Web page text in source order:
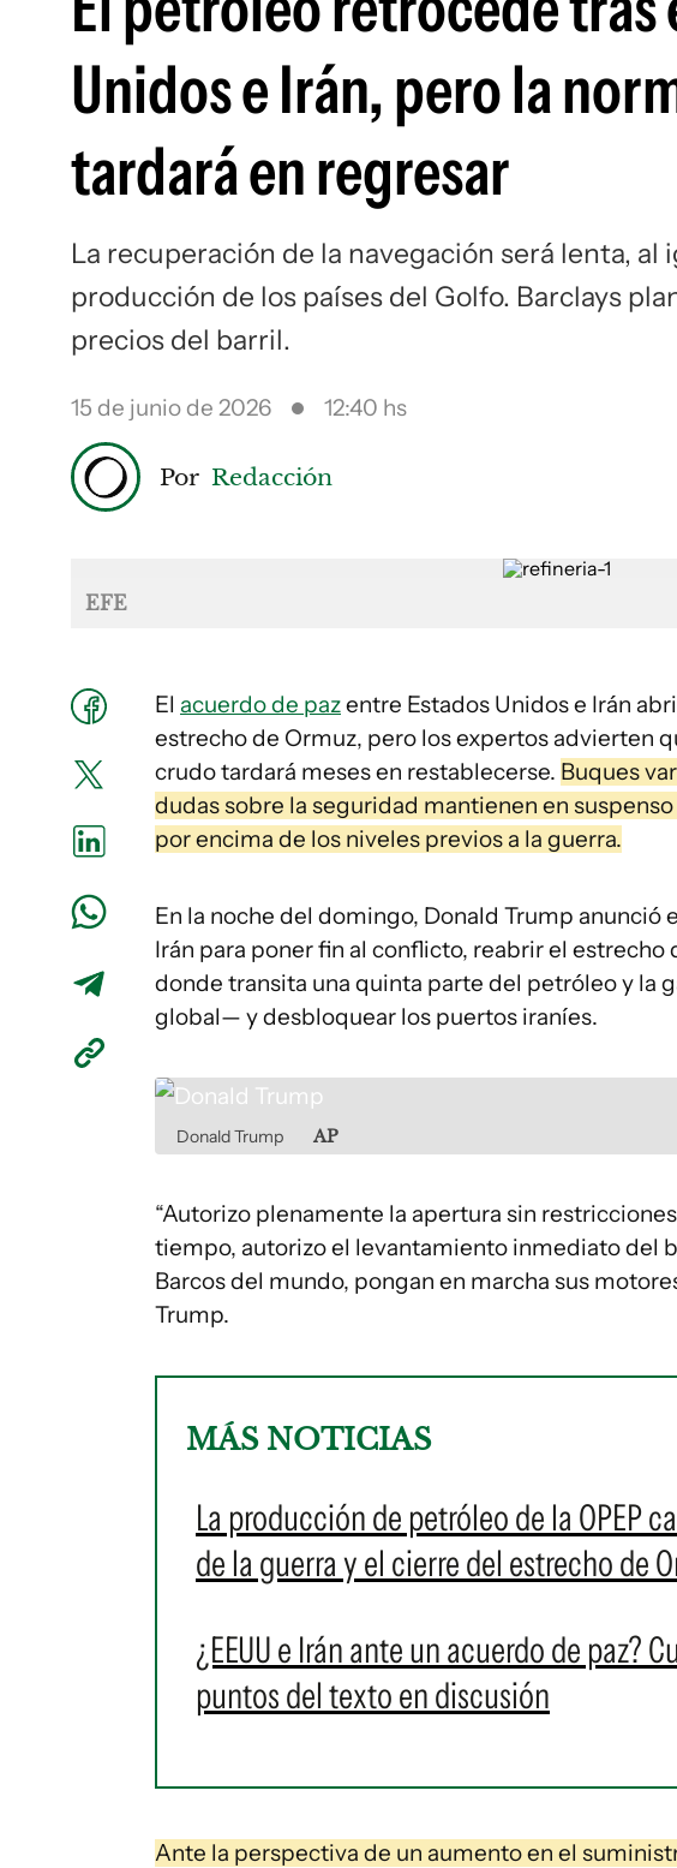
Unidos e Irán, pero la
tardará en regresar
La recuperación de la navegación será lenta, al
producción de los países del Golfo. Barclays
precios del barril.
15 de junio de 2026 12:40 hs
Por Redacción
EFE
El acuerdo de pazentre Estados Unidos e Irán
estrecho de Ormuz, pero los expertos advierten
crudo tardará meses en restablecerse. Buques
dudas sobre la seguridad mantienen en
por encima de los niveles previos a la guerra.
En la noche del domingo, Donald Trump anunció
Irán para poner fin al conflicto, reabrir el
donde transita una quinta parte del petróleo y la
global— y desbloquear los puertos iraníes.
Donald Trump AP
“Autorizo plenamente la apertura sin
tiempo, autorizo el levantamiento inmediato del
Barcos del mundo, pongan en marcha sus
Trump.
MÁS NOTICIAS
La producción de petróleo de la OPEP
de la guerra y el cierre del estrecho de
¿EEUU e Irán ante un acuerdo de paz?
puntos del texto en discusión
Ante la perspectiva de un aumento en el